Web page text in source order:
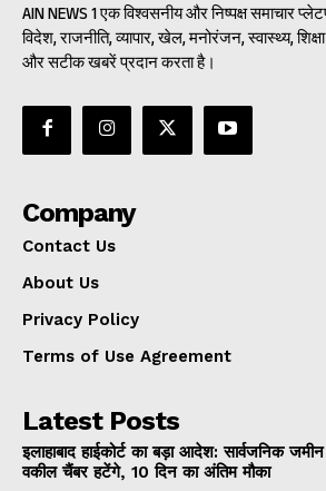
AIN NEWS 1 एक विश्वसनीय और निष्पक्ष समाचार
विदेश, राजनीति, व्यापार, खेल, मनोरंजन, स्वास्थ्य,
और सटीक खबरें प्रदान करता है।
Company
Contact Us
About Us
Privacy Policy
Terms of Use Agreement
Latest Posts
इलाहाबाद हाईकोर्ट का बड़ा आदेश: सार्वजनिक
वकील चैंबर हटेंगे, 10 दिन का अंतिम मौका